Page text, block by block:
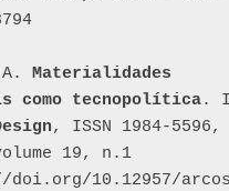
A. Materialidades
como tecnopolítica
, ISSN 1984-5596,
19, n.1
10.12957/